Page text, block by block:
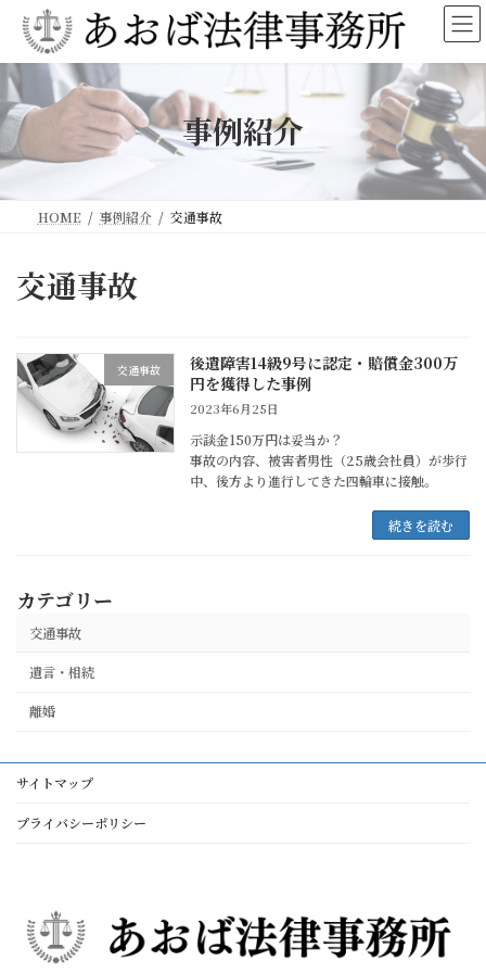
ン
ツ
へ
キ
プ
ー
シ
ョ
に
動
事例紹介
HOME 事例紹介 交通事故
交通事故
交通事故
後遺障害14級9号に認定・賠償金300万
円を獲得した事例
2023年6月25日
示談金150万円は妥当か？
事故の内容、被害者男性（25歳会社員）が歩行
中、後方より進行してきた四輪車に接触。
続きを読む
カテゴリー
交通事故
遺言・相続
離婚
サイトマップ
プライバシーポリシー